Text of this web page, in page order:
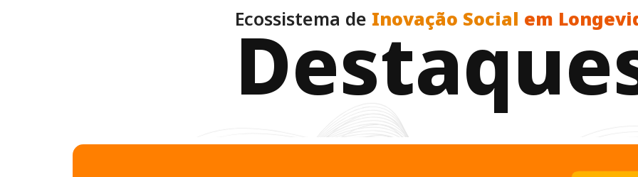
Ecossistema de Inovação Social em
Destaque